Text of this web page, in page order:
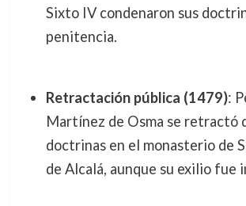
Sixto IV condenaron sus
penitencia.
Retractación pública (1479):
Martínez de Osma se retractó
doctrinas en el monasterio de
de Alcalá, aunque su exilio fue